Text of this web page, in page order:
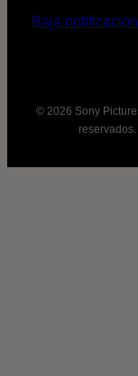
Baja
© 2026 Sony